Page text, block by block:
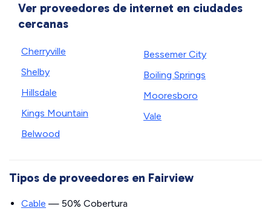
Ver proveedores de internet en ciudades
cercanas
Cherryville
Shelby
Hillsdale
Kings Mountain
Belwood
Bessemer City
Boiling Springs
Mooresboro
Vale
Tipos de proveedores en Fairview
Cable — 50% Cobertura